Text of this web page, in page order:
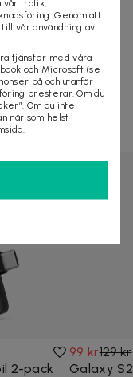
tittar även
2-pack
99 kr129 kr
Galaxy
vår trafik,
Genom att
vår användning av
tjänster med våra
och Microsoft (se
på och utanför
presterar. Om du
Om du inte
när som helst